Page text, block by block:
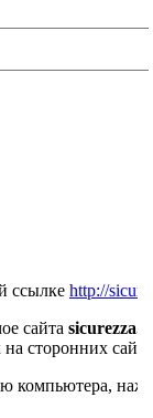
ссылке http://
сайта
сторонних
компьютера,